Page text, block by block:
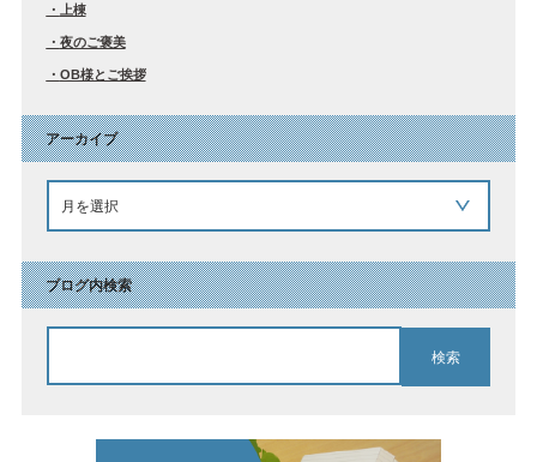
上棟
夜のご褒美
OB様とご挨拶
アーカイブ
ブログ内検索